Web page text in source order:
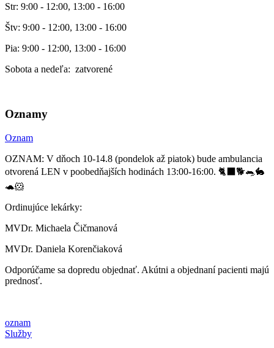
Str: 9:00 - 12:00, 13:00 - 16:00
Štv: 9:00 - 12:00, 13:00 - 16:00
Pia: 9:00 - 12:00, 13:00 - 16:00
Sobota a nedeľa: zatvorené
Oznamy
Oznam
OZNAM: V dňoch 10-14.8 (pondelok až piatok) bude ambulancia
otvorená LEN v poobedňajších hodinách 13:00-16:00. 🐈‍⬛🐕🐀🐇
🐢🐹
Ordinujúce lekárky:
MVDr. Michaela Čičmanová
MVDr. Daniela Korenčiaková
Odporúčame sa dopredu objednať. Akútni a objednaní pacienti majú
prednosť.
oznam
Služby